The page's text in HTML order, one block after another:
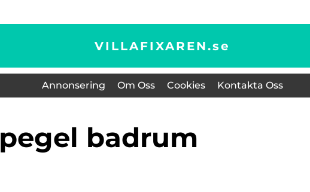
VILLAFIXAREN.se
Annonsering Om Oss Cookies Kontakta Oss
spegel badrum